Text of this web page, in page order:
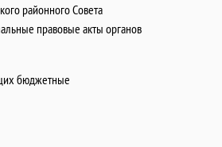
районного Совета
правовые акты органов
бюджетные